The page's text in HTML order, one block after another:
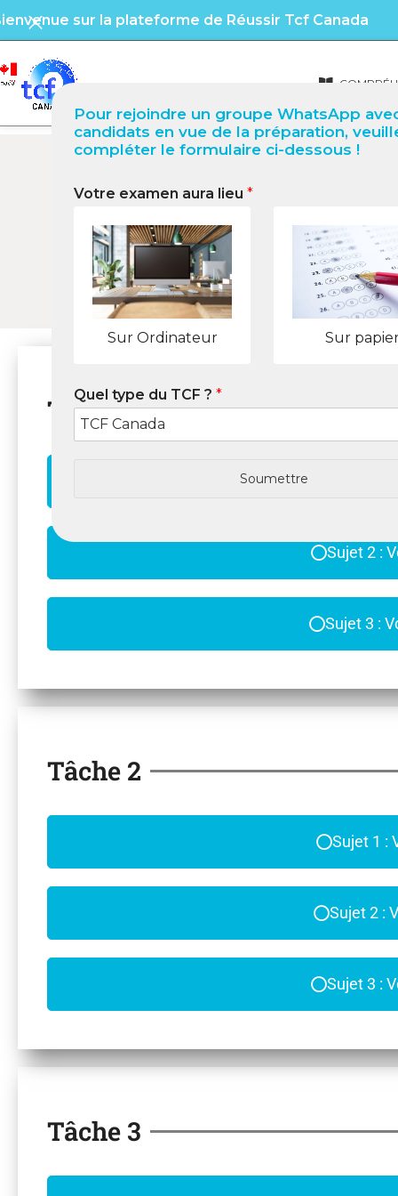
Pour rejoindre un groupe WhatsApp
candidats en vue de la préparation,
compléter le formulaire ci-dessous !
Votre examen aura lieu *
Sur Ordinateur Sur
Quel type du TCF ? *
Soumettre
sur la plateforme de Réussir Tcf Canada
Tâche 1
Sujet 2 :
Sujet 3 :
Tâche 2
Sujet 1 :
Sujet 2 :
Sujet 3 :
Tâche 3